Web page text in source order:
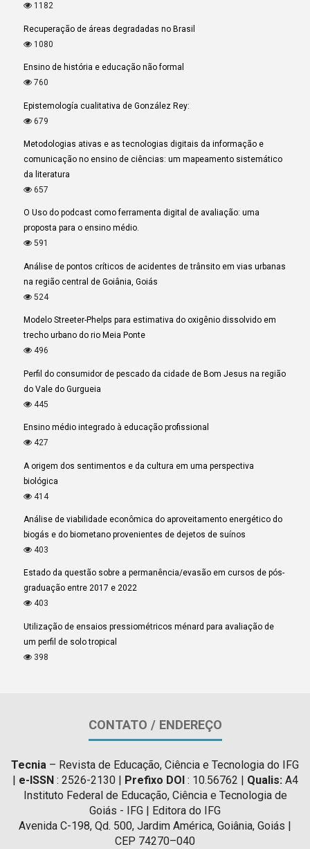
1182
Recuperação de áreas degradadas no Brasil
1080
Ensino de história e educação não formal
760
Epistemología cualitativa de González Rey:
679
Metodologias ativas e as tecnologias digitais da informação e
comunicação no ensino de ciências: um mapeamento sistemático
da literatura
657
O Uso do podcast como ferramenta digital de avaliação: uma
proposta para o ensino médio.
591
Análise de pontos críticos de acidentes de trânsito em vias urbanas
na região central de Goiânia, Goiás
524
Modelo Streeter-Phelps para estimativa do oxigênio dissolvido em
trecho urbano do rio Meia Ponte
496
Perfil do consumidor de pescado da cidade de Bom Jesus na região
do Vale do Gurgueia
445
Ensino médio integrado à educação profissional
427
A origem dos sentimentos e da cultura em uma perspectiva
biológica
414
Análise de viabilidade econômica do aproveitamento energético do
biogás e do biometano provenientes de dejetos de suínos
403
Estado da questão sobre a permanência/evasão em cursos de pós-
graduação entre 2017 e 2022
403
Utilização de ensaios pressiométricos ménard para avaliação de
um perfil de solo tropical
398
CONTATO / ENDEREÇO
Tecnia – Revista de Educação, Ciência e Tecnologia do IFG
e-ISSN : 2526-2130 | Prefixo DOI : 10.56762 | Qualis:A4
Instituto Federal de Educação, Ciência e Tecnologia de
Goiás - IFG | Editora do IFG
Avenida C-198, Qd. 500, Jardim América, Goiânia, Goiás |
CEP 74270–040